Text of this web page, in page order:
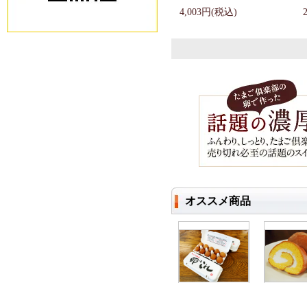
4,003円(税込)
オススメ商品